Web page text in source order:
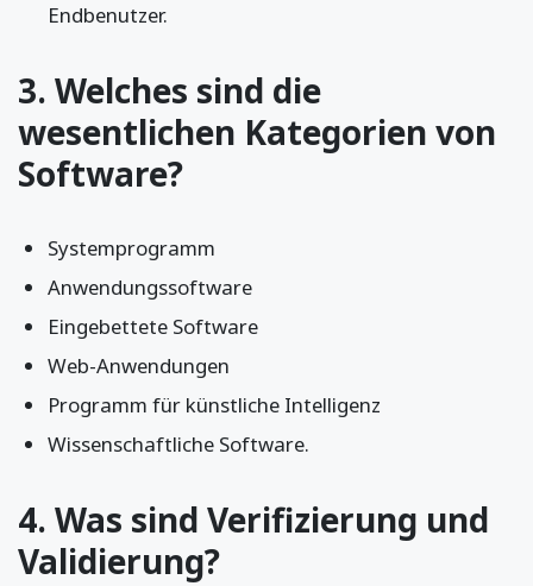
Endbenutzer.
3. Welches sind die
wesentlichen Kategorien von
Software?
Systemprogramm
Anwendungssoftware
Eingebettete Software
Web-Anwendungen
Programm für künstliche Intelligenz
Wissenschaftliche Software.
4. Was sind Verifizierung und
Validierung?